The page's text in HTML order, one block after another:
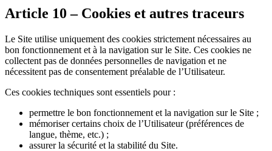
Article 10 – Cookies et autres traceurs
Le Site utilise uniquement des cookies strictement nécessaires au
bon fonctionnement et à la navigation sur le Site. Ces cookies ne
collectent pas de données personnelles de navigation et ne
nécessitent pas de consentement préalable de l’Utilisateur.
Ces cookies techniques sont essentiels pour :
permettre le bon fonctionnement et la navigation sur le Site ;
mémoriser certains choix de l’Utilisateur (préférences de
langue, thème, etc.) ;
assurer la sécurité et la stabilité du Site.